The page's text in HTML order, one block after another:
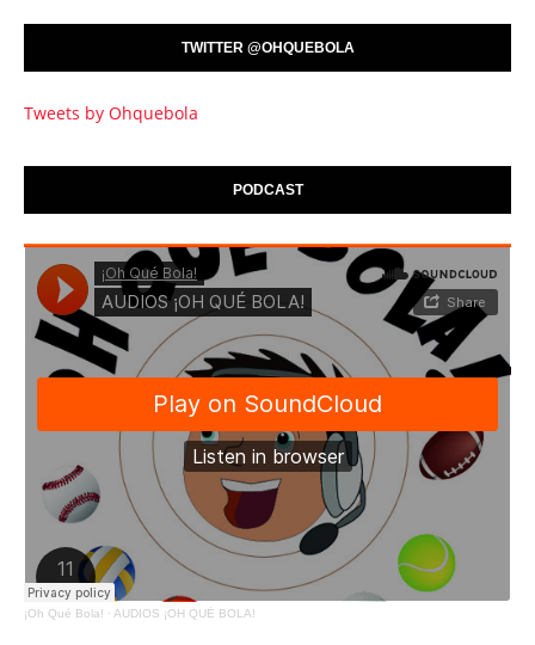
TWITTER @OHQUEBOLA
Tweets by Ohquebola
PODCAST
¡Oh Qué Bola! · AUDIOS ¡OH QUÉ BOLA!